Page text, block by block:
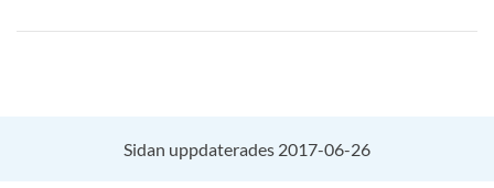
Sidan uppdaterades 2017-06-26